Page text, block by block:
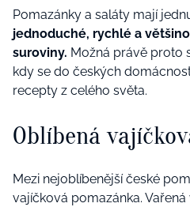
Pomazánky a saláty mají
jednoduché, rychlé a
suroviny. Možná právě proto
kdy se do českých
recepty z celého světa.
Oblíbená
Mezi nejoblíbenější české
vajíčková pomazánka.